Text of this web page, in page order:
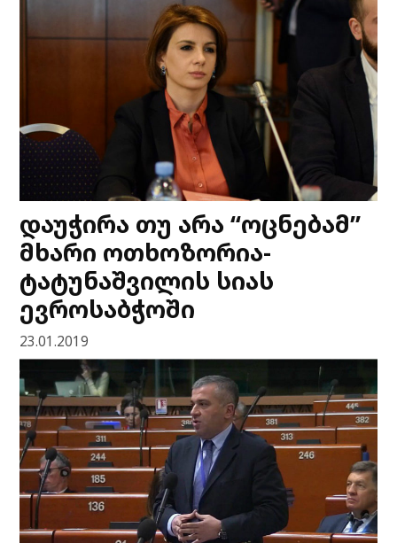
დაუჭირა თუ არა “ოცნებამ”
მხარი ოთხოზორია-
ტატუნაშვილის სიას
ევროსაბჭოში
23.01.2019